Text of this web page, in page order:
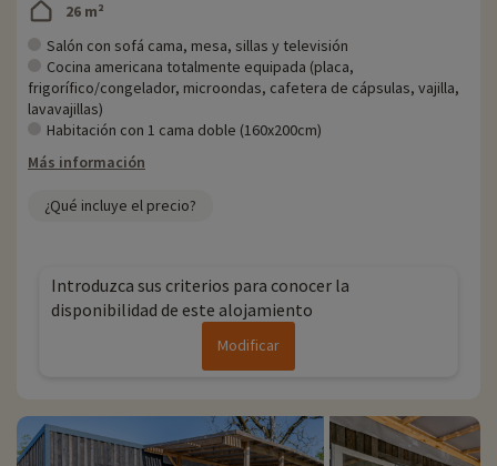
26 m²
Salón con sofá cama, mesa, sillas y televisión
Cocina americana totalmente equipada (placa,
frigorífico/congelador, microondas, cafetera de cápsulas, vajilla,
lavavajillas)
Habitación con 1 cama doble (160x200cm)
Más información
¿Qué incluye el precio?
Introduzca sus criterios para conocer la
disponibilidad de este alojamiento
Modificar